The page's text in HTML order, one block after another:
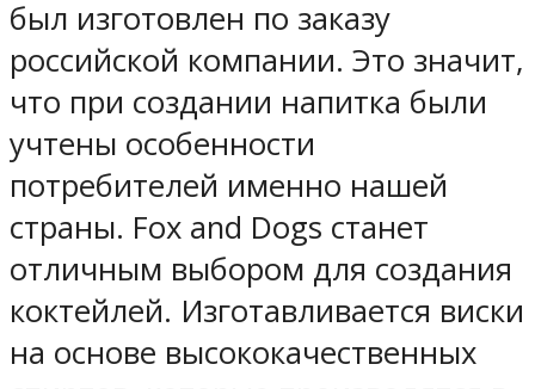
был изготовлен по заказу
российской компании. Это значит,
что при создании напитка были
учтены особенности
потребителей именно нашей
страны. Fox and Dogs станет
отличным выбором для создания
коктейлей. Изготавливается виски
на основе высококачественных